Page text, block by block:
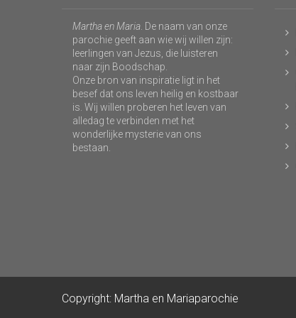
Martha en Maria . De naam van onze
parochie geeft aan wie wij willen zijn:
leerlingen van Jezus, die luisteren
naar zijn Boodschap.
Onze bron van inspiratie ligt in het
besef dat ons leven heilig en kostbaar
is. Wij willen proberen het leven van
alledag te verbinden met het
wonderlijke mysterie van ons
bestaan.
Copyright: Martha en Mariaparochie